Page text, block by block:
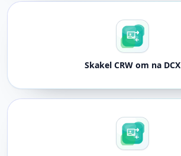
Skakel CRW om na DCX